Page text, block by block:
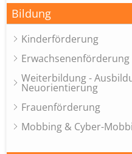
Bildung
Kinderförderung
Erwachsenenförderung
Weiterbildung -
Neuorientierung
Frauenförderung
Mobbing & Cyber-